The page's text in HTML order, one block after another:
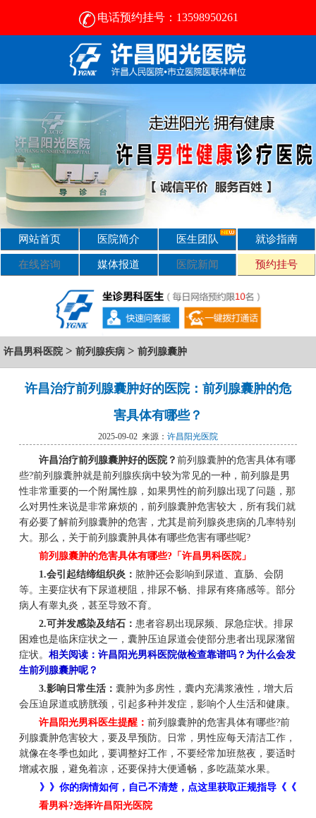
电话预约挂号：13598950261
许昌男科医院排名-许昌正规男科医院-男科医院咨询
网站首页 医院简介 医生团队 就诊指南
在线咨询 媒体报道 医院新闻 预约挂号
许昌男科医院 > 前列腺疾病 > 前列腺囊肿
许昌治疗前列腺囊肿好的医院：前列腺囊肿的危
害具体有哪些？
2025-09-02 来源： 许昌阳光医院
许昌治疗前列腺囊肿好的医院？ 前列腺囊肿的危害具体有哪
些?前列腺囊肿就是前列腺疾病中较为常见的一种，前列腺是男
性非常重要的一个附属性腺，如果男性的前列腺出现了问题，那
么对男性来说是非常麻烦的，前列腺囊肿危害较大，所有我们就
有必要了解前列腺囊肿的危害，尤其是前列腺炎患病的几率特别
大。那么，关于前列腺囊肿具体有哪些危害有哪些呢?
前列腺囊肿的危害具体有哪些?「许昌男科医院」
1.会引起结缔组织炎： 脓肿还会影响到尿道、直肠、会阴
等。主要症状有下尿道梗阻，排尿不畅、排尿有疼痛感等。部分
病人有睾丸炎，甚至导致不育。
2.可并发感染及结石： 患者容易出现尿频、尿急症状。排尿
困难也是临床症状之一，囊肿压迫尿道会使部分患者出现尿潴留
症状。 相关阅读：许昌阳光男科医院做检查靠谱吗？为什么会发
生前列腺囊肿呢？
3.影响日常生活： 囊肿为多房性，囊内充满浆液性，增大后
会压迫尿道或膀胱颈，引起多种并发症，影响个人生活和健康。
许昌阳光男科医生提醒： 前列腺囊肿的危害具体有哪些?前
列腺囊肿危害较大，要及早预防。日常，男性应每天清洁工作，
就像在冬季也如此，要调整好工作，不要经常加班熬夜，要适时
增减衣服，避免着凉，还要保持大便通畅，多吃蔬菜水果。
》》你的病情如何，自己不清楚，点这里获取正规指导《《
看男科?选择许昌阳光医院